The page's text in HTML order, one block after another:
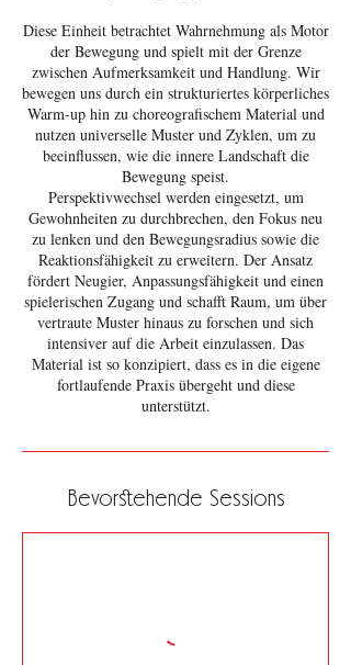
Diese Einheit betrachtet Wahrnehmung als Motor
der Bewegung und spielt mit der Grenze
zwischen Aufmerksamkeit und Handlung. Wir
bewegen uns durch ein strukturiertes körperliches
Warm-up hin zu choreografischem Material und
nutzen universelle Muster und Zyklen, um zu
beeinflussen, wie die innere Landschaft die
Bewegung speist.
Perspektivwechsel werden eingesetzt, um
Gewohnheiten zu durchbrechen, den Fokus neu
zu lenken und den Bewegungsradius sowie die
Reaktionsfähigkeit zu erweitern. Der Ansatz
fördert Neugier, Anpassungsfähigkeit und einen
spielerischen Zugang und schafft Raum, um über
vertraute Muster hinaus zu forschen und sich
intensiver auf die Arbeit einzulassen. Das
Material ist so konzipiert, dass es in die eigene
fortlaufende Praxis übergeht und diese
unterstützt.
Bevorstehende Sessions